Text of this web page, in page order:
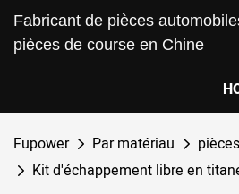
Fabricant de pièces
pièces de course en Chine
Fupower Par matériau
Kit d'échappement libre en